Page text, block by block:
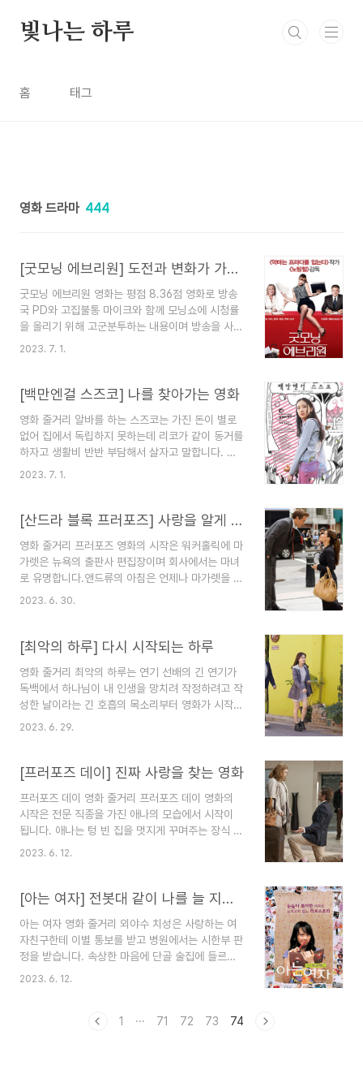
빛나는 하루
홈 태그
영화 드라마 444
[굿모닝 에브리원] 도전과 변화가 가득한 영화
굿모닝 에브리원 영화는 평점 8.36점 영화로 방송
국 PD와 고집불통 마이크와 함께 모닝쇼에 시청률
을 올리기 위해 고군분투하는 내용이며 방송을 사랑
하는 방송국 PD의 성장통 이야기 속으로 들어가 봅
기뻐하지만 다른 PD로 결정이 나고 베키는 해고를
포기하라고 말하지만 베키는 꿈을 포기하지 않고 열
심히 취업문을 두드린 결과 IBS 메이저방송국에 연
락이 오고 취업을 하게 됩니다. 취업을 해서 출근해
보니 데이 브레이커 쇼는 11년 동안 14명의 방송국
에 하나씩 차분하..
2023. 7. 1.
[백만엔걸 스즈코] 나를 찾아가는 영화
영화 줄거리 알바를 하는 스즈코는 가진 돈이 별로
없어 집에서 독립하지 못하는데 리코가 같이 동거를
하자고 생활비 반반 부담해서 살자고 말합니다. 그
래서 스즈코는 리코의 말을 믿고 집을 계약을 합니
먼저 들어간다고 하고 3명의 함께 살게 된다는 걸
하라고 응원해 주고 이사를 했더니 리코가 없고 타
케시는 리코와 헤어졌다고 말합니다. 당황한 스즈코
는 계약을 취소할 수 없어서 열심히 살려고 합니다.
길에 울고 있는 고양이를 집에 잠시 두었는데 잠시
코는 그 일로 전과자가..
2023. 7. 1.
[산드라 블록 프러포즈] 사랑을 알게 되는 영화
영화 줄거리 프러포즈 영화의 시작은 워커홀릭에 마
가렛은 뉴욕의 출판사 편집장이며 회사에서는 마녀
로 유명합니다.앤드류의 아침은 언제나 마가렛을 위
한 커피로 시작되며 그녀의 3년 차 비서입니다. 밥
위기에 처하게 됩니다. 마가렛이 생각한 방법이 앤
드류와의 결혼이며 앤드류에게 마가렛은 지금 내가
회사에 잘리면 넌 편집자도 좋은 글도 쓸 수 없다고
말하게 되고 나와 결혼하자고 말하게 됩니다. 이민
국에 가서 앤드류와 마가렛은 사랑하는 사이라고 말
하게 됩니다. 이민국 담당자에게 주말에 알래스카에
책인쇄를 약속을 확인받고 청혼..
2023. 6. 30.
[최악의 하루] 다시 시작되는 하루
영화 줄거리 최악의 하루는 연기 선배의 긴 연기가
독백에서 하나님이 내 인생을 망치려 작정하려고 작
성한 날이라는 긴 호흡의 목소리부터 영화가 시작됩
니다. 선배와 은희는 연기를 주고받게 되는데 선배
그렇게 웃지 말라고 나쁘다고 말합니다. 무명작가
말을 몰라서 길을 헤매고 있습니다. 그때 길에서 은
희를 만나게 되고 은희에게 커피숖을 물어보게 되고
은희는 커피숖을 가르쳐 주고 료혜이가 고마운 마음
에 커피를 삽니다. 은희는 당신의 직업은 무엇인지
슷한 일을 한다고 말해 ..
2023. 6. 29.
[프러포즈 데이] 진짜 사랑을 찾는 영화
프러포즈 데이 영화 줄거리 프러포즈 데이 영화의
시작은 전문 직종을 가진 애나의 모습에서 시작이
됩니다. 애나는 텅 빈 집을 멋지게 꾸며주는 장식 전
문가로 그녀가 집을 꾸미면 안 나가던 집도 빠르게
다. 약속한 날에 도착하기 위해 노력하지만 태풍이
결정하면 진행해야 하는 애나는 배를 타서라고 아일
랜드 시골 마을에 도착하게 되고 한 호텔에 묵게 됩
니다. 더블린에 가기 위해 버스 또는 택시가 있는지
물어보게 됩니다. 데크 랜이 본인 더블린으로 데려
다가 한동안에 전기를..
2023. 6. 12.
[아는 여자] 전봇대 같이 나를 늘 지켜보는 영화
아는 여자 영화 줄거리 외야수 치성은 사랑하는 여
자친구한테 이별 통보를 받고 병원에서는 시한부 판
정을 받습니다. 속상한 마음에 단골 술집에 들르게
되고 술 3잔에 뻗어 버리고 술집의 바텐더인 이연이
쓸한 표정을 짓습니다. 치성은 혼자 독백하는데 내
2023. 6. 12.
1 ··· 71 72 73 74